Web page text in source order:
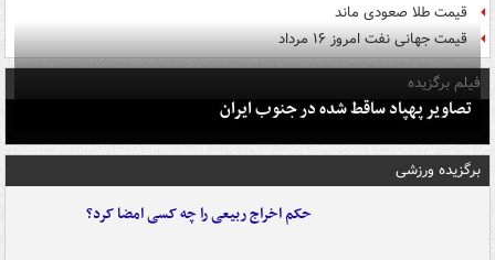
قیمت طلا صعودی ماند
قیمت جهانی نفت امروز ۱۶ مرداد
فیلم برگزیده
تصاویر پهپاد ساقط شده در جنوب ایران
برگزیده ورزشی
حکم اخراج ربیعی را چه کسی امضا کرد؟